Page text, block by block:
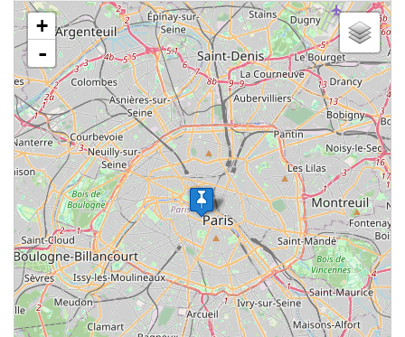
chargement de la carte - veuillez patienter...
+
-